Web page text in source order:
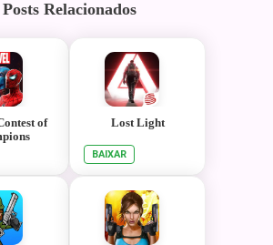
Posts Relacionados
of
Lost Light
BAIXAR